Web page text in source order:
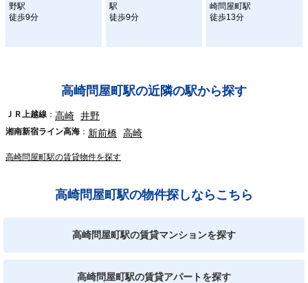
野駅
徒歩9分
駅
徒歩9分
崎問屋町駅
徒歩13分
高崎問屋町駅の近隣の駅から探す
ＪＲ上越線 高崎 井野
湘南新宿ライン高海 新前橋 高崎
高崎問屋町駅の賃貸物件を探す
高崎問屋町駅の物件探しならこちら
高崎問屋町駅の賃貸マンションを探す
高崎問屋町駅の賃貸アパートを探す